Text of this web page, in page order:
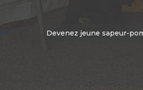
Devenez jeune sapeur-